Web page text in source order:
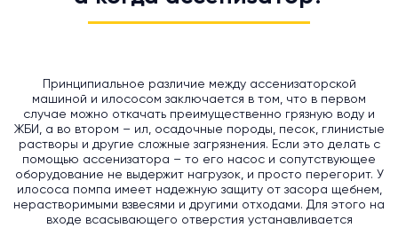
Принципиальное различие между ассенизаторской
машиной и илососом заключается в том, что в первом
случае можно откачать преимущественно грязную воду и
ЖБИ, а во втором – ил, осадочные породы, песок, глинистые
растворы и другие сложные загрязнения. Если это делать с
помощью ассенизатора – то его насос и сопутствующее
оборудование не выдержит нагрузок, и просто перегорит. У
илососа помпа имеет надежную защиту от засора щебнем,
нерастворимыми взвесями и другими отходами. Для этого на
входе всасывающего отверстия устанавливается